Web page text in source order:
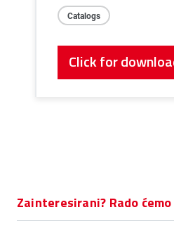
Catalogs
Click for
Zainteresirani? Rado